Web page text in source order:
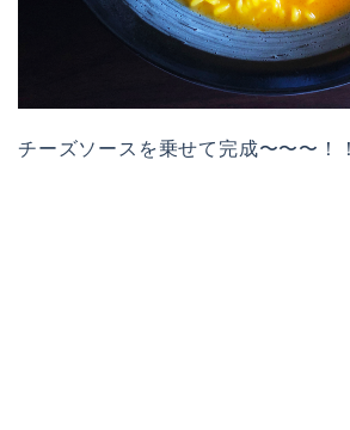
チーズソースを乗せて完成〜〜〜！